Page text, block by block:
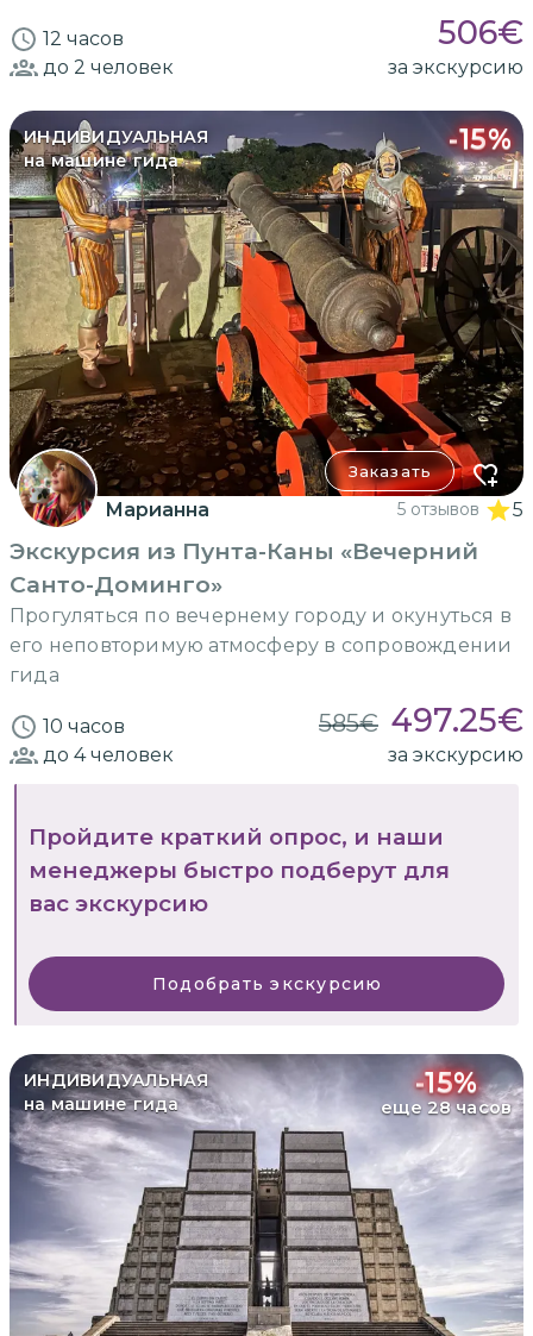
12 часов 506€
до 2 человек за экскурсию
ИНДИВИДУАЛЬНАЯ
на машине гида
-15%
Заказать
Марианна 5 отзывов 5
Экскурсия из Пунта-Каны «Вечерний
Санто-Доминго»
Прогуляться по вечернему городу и окунуться в
его неповторимую атмосферу в сопровождении
гида
10 часов 585€ 497.25€
до 4человек за экскурсию
Пройдите краткий опрос, и наши
менеджеры быстро подберут для
вас экскурсию
Подобрать экскурсию
ИНДИВИДУАЛЬНАЯ
на машине гида
-15%
еще 28 часов